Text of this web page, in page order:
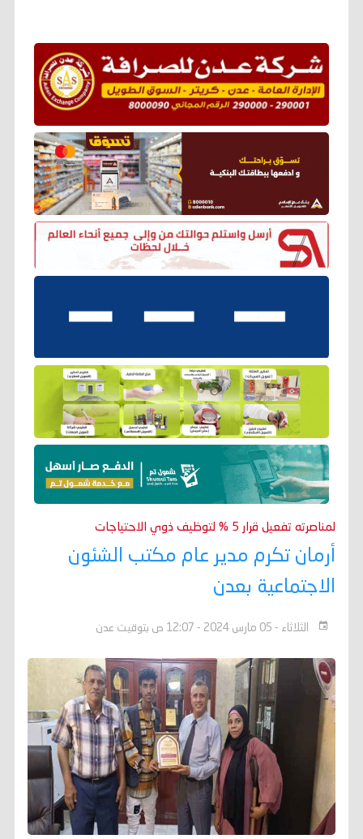
لمناصرته تفعيل قرار 5 % لتوظيف ذوي الاحتياجات
أرمان تكرم مدير عام مكتب الشئون
الاجتماعية بعدن
الثلاثاء - 05 مارس 2024 - 12:07 ص بتوقيت عدن